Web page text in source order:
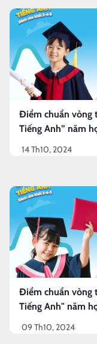
Điểm chuẩn vòng
Tiếng Anh” năm
14 Th10, 2024
Điểm chuẩn vòng
Tiếng Anh" năm
09 Th10, 2024